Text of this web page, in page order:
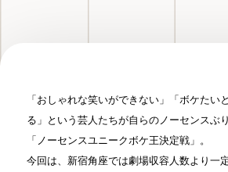
「おしゃれな笑いができない」「ボケたい
る」という芸人たちが自らのノーセンスぶ
「ノーセンスユニークボケ王決定戦」。
今回は、新宿角座では劇場収容人数より一